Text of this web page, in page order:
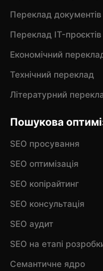
Переклад документів
Переклад IT-проєктів
Економічний
Технічний переклад
Літературний
Пошукова
SEO просування
SEO оптимізація
SEO копірайтинг
SEO консультація
SEO аудит
SEO на етапі
Семантичне ядро